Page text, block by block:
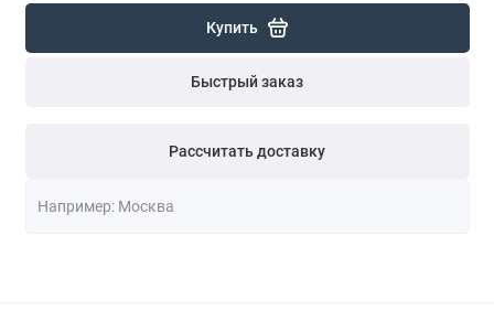
Купить
Быстрый заказ
Рассчитать доставку